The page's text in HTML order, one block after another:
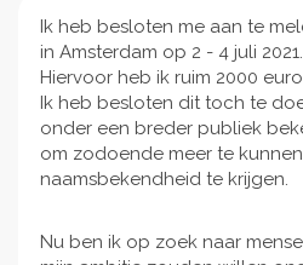
Ik heb besloten me aan te
in Amsterdam op 2 - 4 juli 2021.
Hiervoor heb ik ruim 2000
Ik heb besloten dit toch te
onder een breder publiek
om zodoende meer te
naamsbekendheid te krijgen.
Nu ben ik op zoek naar